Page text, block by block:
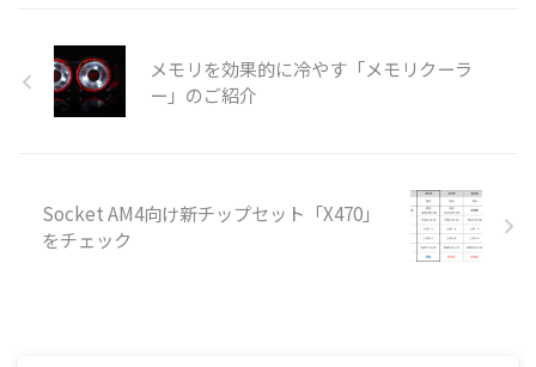
メモリを効果的に冷やす「メモリクーラ
ー」のご紹介
Socket AM4向け新チップセット「X470」
をチェック